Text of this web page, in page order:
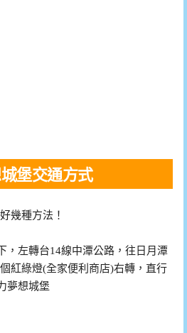
堡交通方式
幾種方法！
，左轉台14線中潭公路，往日月潭
紅綠燈(全家便利商店)右轉，直行
夢想城堡